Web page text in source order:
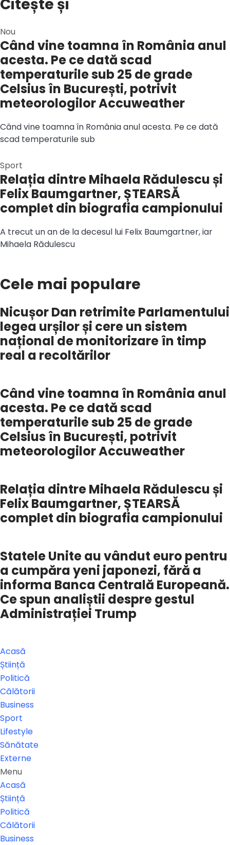
Citește și
Nou
Când vine toamna în România anul
acesta. Pe ce dată scad
temperaturile sub 25 de grade
Celsius în București, potrivit
meteorologilor Accuweather
Când vine toamna în România anul acesta. Pe ce dată
scad temperaturile sub
Sport
Relația dintre Mihaela Rădulescu și
Felix Baumgartner, ȘTEARSĂ
complet din biografia campionului
A trecut un an de la decesul lui Felix Baumgartner, iar
Mihaela Rădulescu
Cele mai populare
Nicușor Dan retrimite Parlamentului
legea urșilor și cere un sistem
național de monitorizare în timp
real a recoltărilor
Când vine toamna în România anul
acesta. Pe ce dată scad
temperaturile sub 25 de grade
Celsius în București, potrivit
meteorologilor Accuweather
Relația dintre Mihaela Rădulescu și
Felix Baumgartner, ȘTEARSĂ
complet din biografia campionului
Statele Unite au vândut euro pentru
a cumpăra yeni japonezi, fără a
informa Banca Centrală Europeană.
Ce spun analiștii despre gestul
Administrației Trump
Acasă
Știință
Politică
Călătorii
Business
Sport
Lifestyle
Sănătate
Externe
Menu
Acasă
Știință
Politică
Călătorii
Business